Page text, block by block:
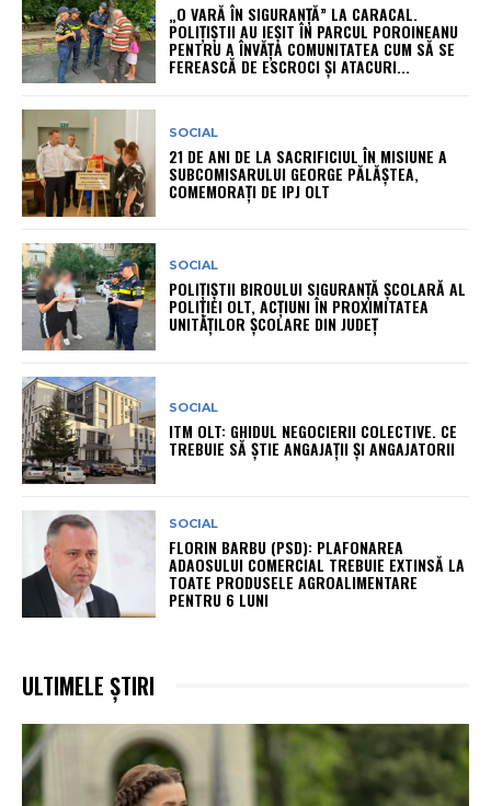
„O VARĂ ÎN SIGURANȚĂ” LA CARACAL.
POLIȚIȘTII AU IEȘIT ÎN PARCUL POROINEANU
PENTRU A ÎNVĂȚA COMUNITATEA CUM SĂ SE
FEREASCĂ DE ESCROCI ȘI ATACURI...
SOCIAL
21 DE ANI DE LA SACRIFICIUL ÎN MISIUNE A
SUBCOMISARULUI GEORGE PĂLĂȘTEA,
COMEMORAȚI DE IPJ OLT
SOCIAL
POLIȚIȘTII BIROULUI SIGURANȚĂ ȘCOLARĂ AL
POLIȚIEI OLT, ACȚIUNI ÎN PROXIMITATEA
UNITĂȚILOR ȘCOLARE DIN JUDEȚ
SOCIAL
ITM OLT: GHIDUL NEGOCIERII COLECTIVE. CE
TREBUIE SĂ ȘTIE ANGAJAȚII ȘI ANGAJATORII
SOCIAL
FLORIN BARBU (PSD): PLAFONAREA
ADAOSULUI COMERCIAL TREBUIE EXTINSĂ LA
TOATE PRODUSELE AGROALIMENTARE
PENTRU 6 LUNI
ULTIMELE ȘTIRI